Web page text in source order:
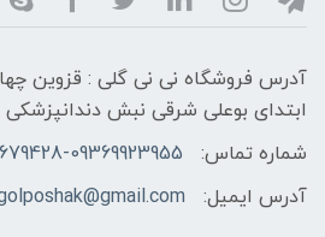
آدرس فروشگاه نی نی گلی : قزوین
ابتدای بوعلی شرقی نبش دندانپزشکی
شماره تماس:
09369923955
آدرس ایمیل: